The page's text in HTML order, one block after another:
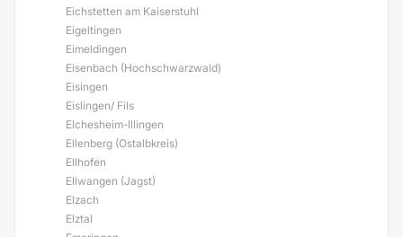
Eichstetten am Kaiserstuhl
Eigeltingen
Eimeldingen
Eisenbach (Hochschwarzwald)
Eisingen
Eislingen/ Fils
Elchesheim-Illingen
Ellenberg (Ostalbkreis)
Ellhofen
Ellwangen (Jagst)
Elzach
Elztal